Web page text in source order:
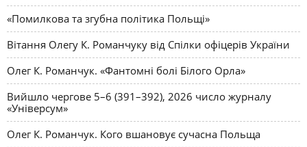
«Помилкова та згубна політика Польщі»
Вітання Олегу К. Романчуку від Спілки офіцерів України
Олег К. Романчук. «Фантомні болі Білого Орла»
Вийшло чергове 5–6 (391–392), 2026 число журналу
«Універсум»
Олег К. Романчук. Кого вшановує сучасна Польща